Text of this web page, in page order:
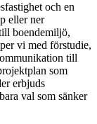
och en
eller ner
boendemiljö,
vi med förstudie,
till
som
erbjuds
val som sänker